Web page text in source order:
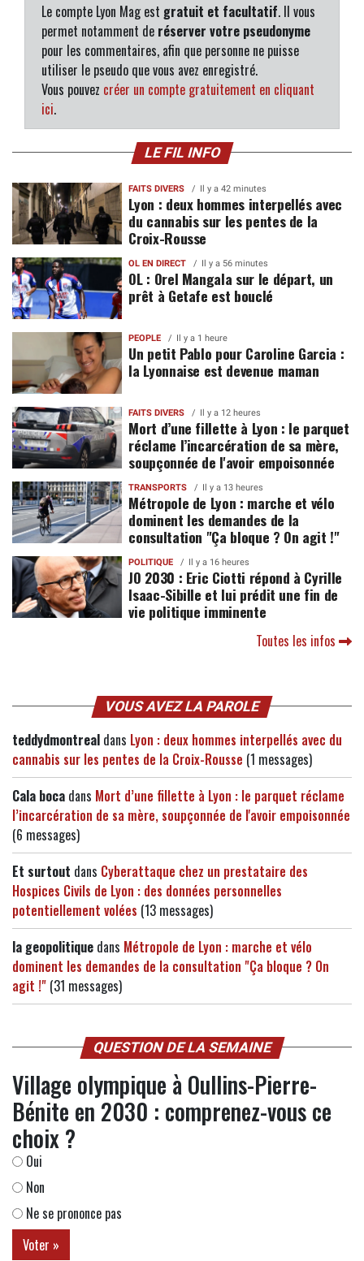
Le compte Lyon Mag est gratuit et facultatif. Il vous
permet notamment de réserver votre pseudonyme
pour les commentaires, afin que personne ne puisse
utiliser le pseudo que vous avez enregistré.
Vous pouvez créer un compte gratuitement en cliquant
ici.
LE FIL INFO
FAITS DIVERS Il y a 42 minutes
Lyon : deux hommes interpellés avec
du cannabis sur les pentes de la
Croix-Rousse
OL EN DIRECT Il y a 56 minutes
OL : Orel Mangala sur le départ, un
prêt à Getafe est bouclé
PEOPLE Il y a 1 heure
Un petit Pablo pour Caroline Garcia :
la Lyonnaise est devenue maman
FAITS DIVERS Il y a 12 heures
Mort d’une fillette à Lyon : le parquet
réclame l’incarcération de sa mère,
soupçonnée de l'avoir empoisonnée
TRANSPORTS Il y a 13 heures
Métropole de Lyon : marche et vélo
dominent les demandes de la
consultation "Ça bloque ? On agit !"
POLITIQUE Il y a 16 heures
JO 2030 : Eric Ciotti répond à Cyrille
Isaac-Sibille et lui prédit une fin de
vie politique imminente
Toutes les infos
VOUS AVEZ LA PAROLE
teddydmontreal dans Lyon : deux hommes interpellés avec du
cannabis sur les pentes de la Croix-Rousse (1 messages)
Cala boca dans Mort d’une fillette à Lyon : le parquet réclame
l’incarcération de sa mère, soupçonnée de l'avoir empoisonnée
(6 messages)
Et surtout dans Cyberattaque chez un prestataire des
Hospices Civils de Lyon : des données personnelles
potentiellement volées (13 messages)
la geopolitique dans Métropole de Lyon : marche et vélo
dominent les demandes de la consultation "Ça bloque ? On
agit !" (31 messages)
QUESTION DE LA SEMAINE
Village olympique à Oullins-Pierre-
Bénite en 2030 : comprenez-vous ce
choix ?
Oui
Non
Ne se prononce pas